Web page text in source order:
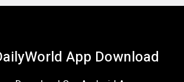
App Download